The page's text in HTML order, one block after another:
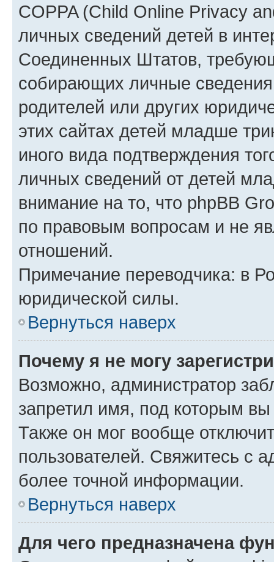
COPPA (Child Online Privacy
личных сведений детей в
Соединенных Штатов,
собирающих личные
родителей или других
этих сайтах детей младше
иного вида подтверждения
личных сведений от детей
внимание на то, что phpBB
по правовым вопросам и не
отношений.
Примечание переводчика: в
юридической силы.
Вернуться наверх
Почему я не могу
Возможно, администратор
запретил имя, под которым вы
Также он мог вообще
пользователей. Свяжитесь с
более точной информации.
Вернуться наверх
Для чего предназначена